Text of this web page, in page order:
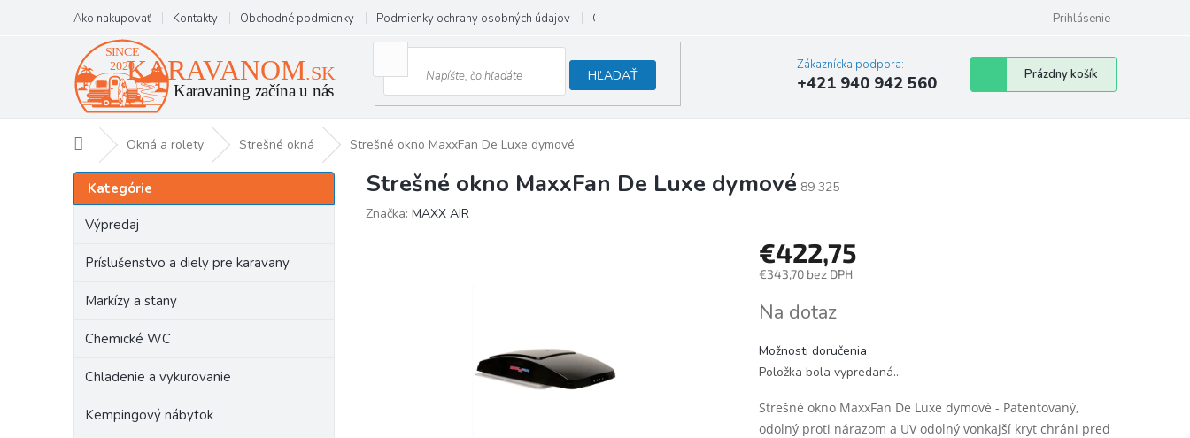
obsah
Ako nakupovať Kontakty Obchodné podmienky Podmienky ochrany osobných údajov Odstúpenie od zmluvy Prihlásenie
HĽADAŤ
Zákaznícka podpora:
+421 940 942 560
Nákupný
košík
Prázdny košík
DomovOkná a rolety Strešné okná Strešné okno MaxxFan De Luxe dymové
B
o
Preskočiť
kategórie
Kategórie
Výpredaj
Príslušenstvo a diely pre karavany
Markízy a stany
Chemické WC
Chladenie a vykurovanie
Kempingový nábytok
Strešné okno MaxxFan De Luxe dymové 89 325
Značka: MAXX AIR
€422,75
€343,70 bez DPH
cena:
Na dotaz
Možnosti doručenia
Položka bola vypredaná…
Strešné okno MaxxFan De Luxe dymové - Patentovaný,
odolný proti nárazom a UV odolný vonkajší kryt chráni pred